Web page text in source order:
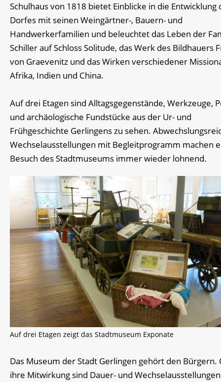
Schulhaus von 1818 bietet Einblicke in die Entwicklung
Dorfes mit seinen Weingärtner-, Bauern- und
Handwerkerfamilien und beleuchtet das Leben der
Schiller auf Schloss Solitude, das Werk des Bildhauers
von Graevenitz und das Wirken verschiedener
Afrika, Indien und China.
Auf drei Etagen sind Alltagsgegenstände, Werkzeuge,
und archäologische Fundstücke aus der Ur- und
Frühgeschichte Gerlingens zu sehen.
Wechselausstellungen mit Begleitprogramm machen
Besuch des Stadtmuseums immer wieder lohnend.
Auf drei Etagen zeigt das Stadtmuseum Exponate
Das Museum der Stadt Gerlingen gehört den Bürgern.
ihre Mitwirkung sind Dauer- und